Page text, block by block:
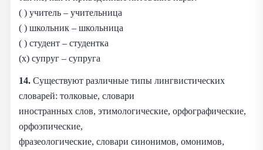
( ) учитель – учительница
( ) школьник – школьница
( ) студент – студентка
(x) супруг – супруга
14. Существуют различные типы лингвистических
словарей: толковые, словари
иностранных слов, этимологические, орфографические,
орфоэпические,
фразеологические, словари синонимов, омонимов,